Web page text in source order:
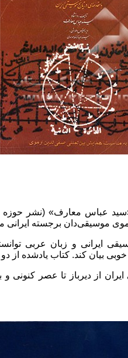
عباس معارف» (نشر حوزه
موسیقی‌دان برجسته ایرانی
ایرانی و زبان عربی
خوبی بیان کند. کتاب یادشده از
از دیرباز تا عصر کنونی و